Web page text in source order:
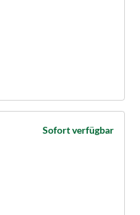
Sofort verfügbar